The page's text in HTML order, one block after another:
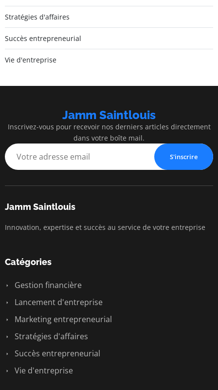
Stratégies d'affaires
Succès entrepreneurial
Vie d'entreprise
Jamm Saintlouis
Inscrivez-vous pour recevoir nos derniers articles directement
dans votre boîte mail.
S'inscrire
Jamm Saintlouis
Innovation, expertise et succès au service de votre entreprise
Catégories
Gestion financière
Lancement d'entreprise
Marketing entrepreneurial
Stratégies d'affaires
Succès entrepreneurial
Vie d'entreprise